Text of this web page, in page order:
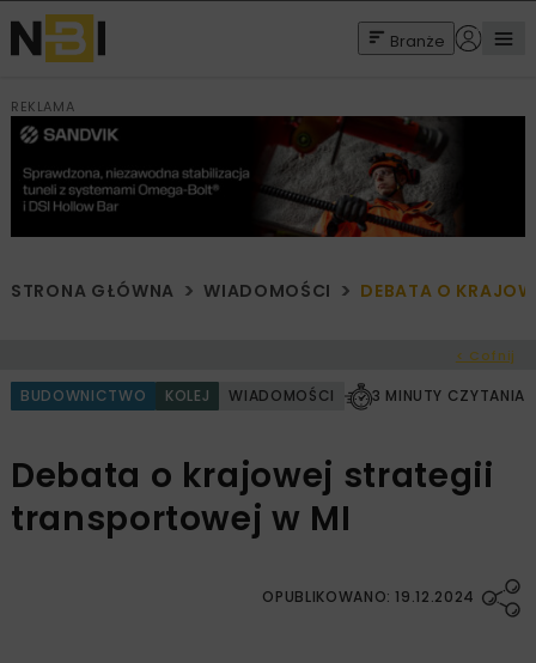
Branże
REKLAMA
STRONA GŁÓWNA WIADOMOŚCI DEBATA O
< Cofnij
BUDOWNICTWO KOLEJ WIADOMOŚCI 3 MINUTY CZYTANIA
Debata o krajowej strategii
transportowej w MI
OPUBLIKOWANO: 19.12.2024